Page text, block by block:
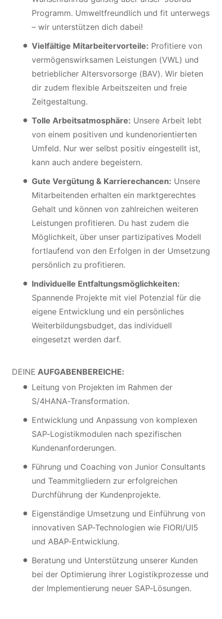
Programm. Umweltfreundlich und fit unterwegs
– wir unterstützen dich dabei!
Vielfältige Mitarbeitervorteile: Profitiere von
vermögenswirksamen Leistungen (VWL) und
betrieblicher Altersvorsorge (BAV). Wir bieten
dir zudem flexible Arbeitszeiten und freie
Zeitgestaltung.
Tolle Arbeitsatmosphäre: Unsere Arbeit lebt
von einem positiven und kundenorientierten
Umfeld. Nur wer selbst positiv eingestellt ist,
kann auch andere begeistern.
Gute Vergütung & Karrierechancen: Unsere
Mitarbeitenden erhalten ein marktgerechtes
Gehalt und können von zahlreichen weiteren
Leistungen profitieren. Du hast zudem die
Möglichkeit, über unser partizipatives Modell
fortlaufend von den Erfolgen in der Umsetzung
persönlich zu profitieren.
Individuelle Entfaltungsmöglichkeiten:
Spannende Projekte mit viel Potenzial für die
eigene Entwicklung und ein persönliches
Weiterbildungsbudget, das individuell
eingesetzt werden darf.
DEINE AUFGABENBEREICHE:
Leitung von Projekten im Rahmen der
S/4HANA-Transformation.
Entwicklung und Anpassung von komplexen
SAP-Logistikmodulen nach spezifischen
Kundenanforderungen.
Führung und Coaching von Junior Consultants
und Teammitgliedern zur erfolgreichen
Durchführung der Kundenprojekte.
Eigenständige Umsetzung und Einführung von
innovativen SAP-Technologien wie FIORI/UI5
und ABAP-Entwicklung.
Beratung und Unterstützung unserer Kunden
bei der Optimierung ihrer Logistikprozesse und
der Implementierung neuer SAP-Lösungen.